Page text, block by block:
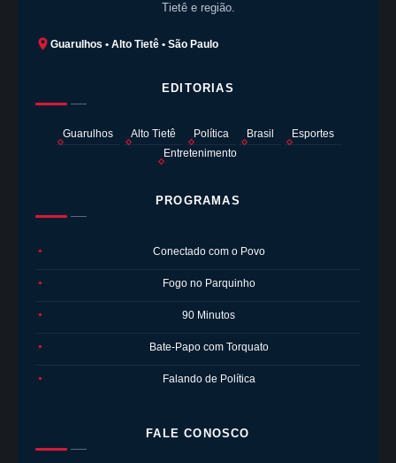
Tietê e região.
Guarulhos • Alto Tietê • São Paulo
EDITORIAS
Guarulhos Alto Tietê Política Brasil
Esportes
Entretenimento
PROGRAMAS
● Conectado com o Povo
● Fogo no Parquinho
● 90 Minutos
● Bate-Papo com Torquato
● Falando de Política
FALE CONOSCO